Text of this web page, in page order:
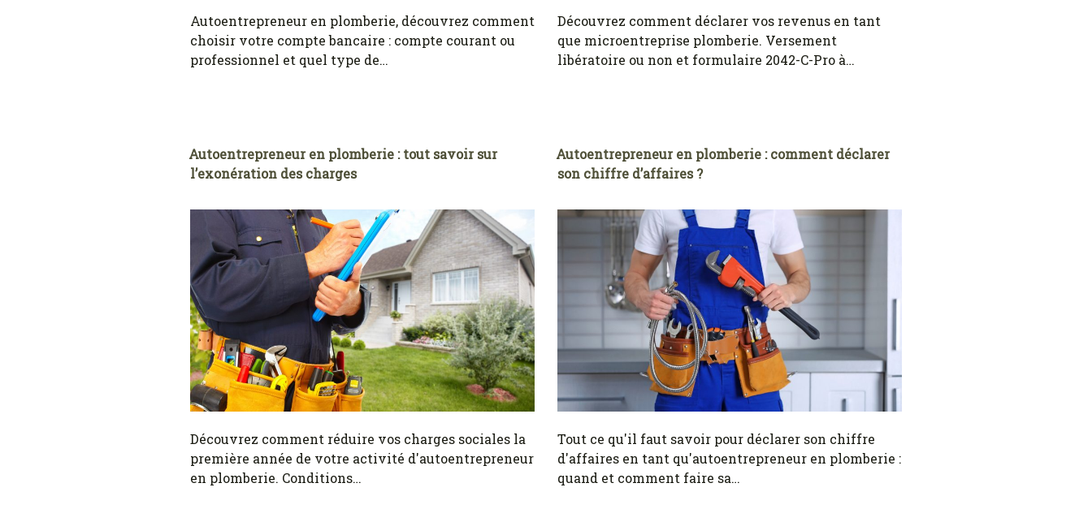
Autoentrepreneur en plomberie, découvrez comment
choisir votre compte bancaire : compte courant ou
professionnel et quel type de…
Découvrez comment déclarer vos revenus en tant
que microentreprise plomberie. Versement
libératoire ou non et formulaire 2042-C-Pro à…
Autoentrepreneur en plomberie : tout savoir sur
l’exonération des charges
Découvrez comment réduire vos charges sociales la
première année de votre activité d'autoentrepreneur
en plomberie. Conditions…
Autoentrepreneur en plomberie : comment déclarer
son chiffre d’affaires ?
Tout ce qu'il faut savoir pour déclarer son chiffre
d'affaires en tant qu'autoentrepreneur en plomberie :
quand et comment faire sa…